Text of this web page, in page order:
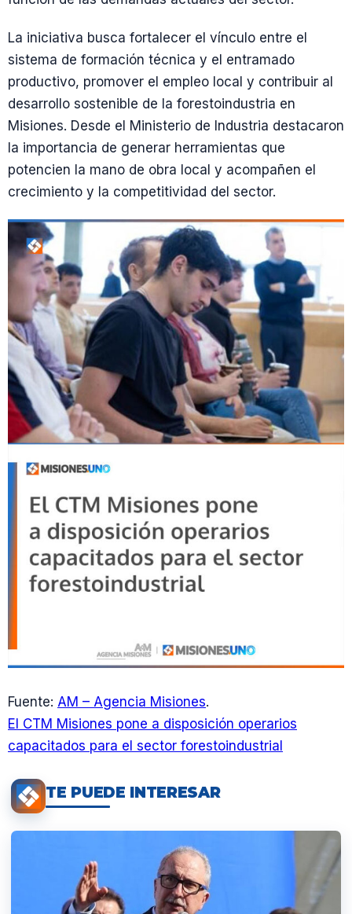
La iniciativa busca fortalecer el vínculo entre el
sistema de formación técnica y el entramado
productivo, promover el empleo local y contribuir al
desarrollo sostenible de la forestoindustria en
Misiones. Desde el Ministerio de Industria destacaron
la importancia de generar herramientas que
potencien la mano de obra local y acompañen el
crecimiento y la competitividad del sector.
Fuente: AM – Agencia Misiones.
El CTM Misiones pone a disposición operarios
capacitados para el sector forestoindustrial
TE PUEDE INTERESAR